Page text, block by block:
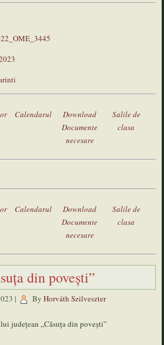
Calendarul
Download
Documente
necesare
Salile de
clasa
Calendarul
Download
Documente
necesare
Salile de
clasa
din povești”
| By Horváth Szilveszter
județean ,,Căsuța din povești”